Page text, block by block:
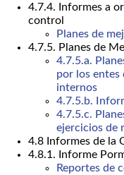
4.7.4. Informes a
control
Planes de
4.7.5. Planes de
4.7.5.a.
por los
internos
4.7.5.b.
4.7.5.c.
ejercicios de
4.8 Informes de la
4.8.1. Informe
Reportes de